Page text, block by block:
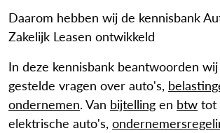
Daarom hebben wij de kennisbank
Zakelijk Leasen ontwikkeld
In deze kennisbank beantwoorden
gestelde vragen over auto's,
ondernemen. Van bijtelling en btw tot
elektrische auto's,